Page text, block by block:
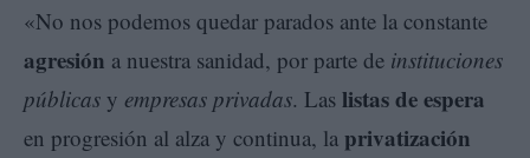
«No nos podemos quedar parados ante la constante
agresión a nuestra sanidad, por parte de instituciones
públicas y empresas privadas. Las listas de espera
en progresión al alza y continua, la privatización